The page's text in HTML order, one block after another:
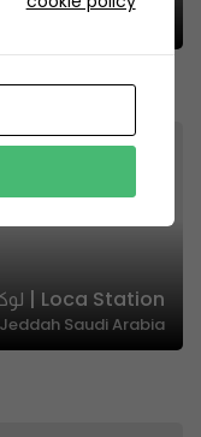
Loca Station | لوكا ستيشين
Saudi Arabia